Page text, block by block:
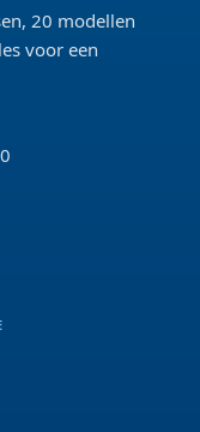
20 modellen
voor een